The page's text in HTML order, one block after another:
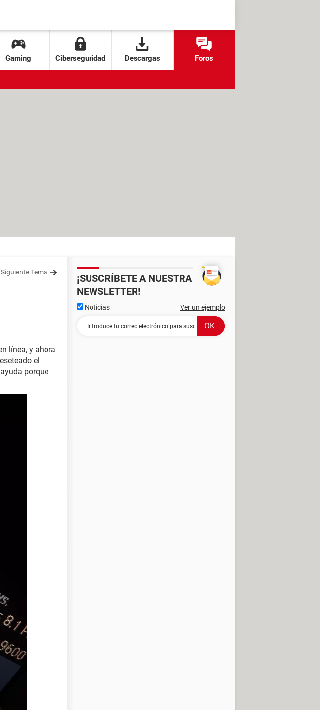
Gaming Ciberseguridad Descargas Foros
Siguiente Tema
línea, y ahora
el
porque
¡SUSCRÍBETE A NUESTRA
NEWSLETTER!
Noticias Ver un ejemplo